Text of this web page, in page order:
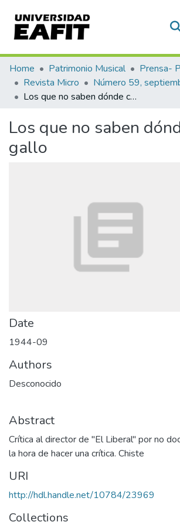
Communities & Collections
All of DSpace
Home Patrimonio Musical Prensa-
Revista Micro
Los que no saben dónde canta el gallo
Los que no saben
gallo
Date
1944-09
Authors
Desconocido
Abstract
Crítica al director de "El Liberal" por no
la hora de hacer una crítica. Chiste
URI
http://hdl.handle.net/10784/23969
Collections